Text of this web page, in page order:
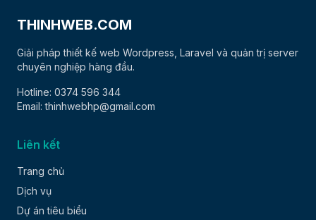
THINHWEB.COM
Giải pháp thiết kế web Wordpress, Laravel và quản trị server
chuyên nghiệp hàng đầu.
Hotline: 0374 596 344
Email: thinhwebhp@gmail.com
Liên kết
Trang chủ
Dịch vụ
Dự án tiêu biểu